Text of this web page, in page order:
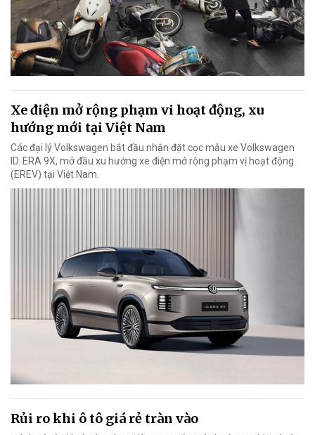
Xe điện mở rộng phạm vi hoạt động, xu
hướng mới tại Việt Nam
Các đại lý Volkswagen bắt đầu nhận đặt cọc mẫu xe Volkswagen
ID. ERA 9X, mở đầu xu hướng xe điện mở rộng phạm vị hoạt động
(EREV) tại Việt Nam.
Rủi ro khi ô tô giá rẻ tràn vào